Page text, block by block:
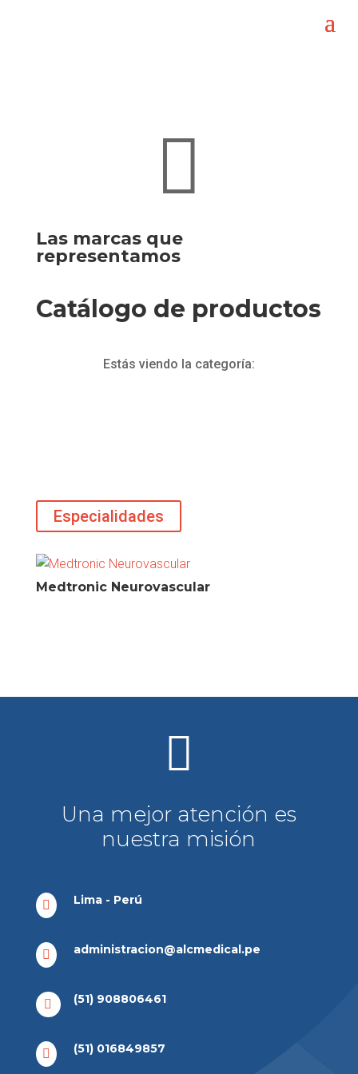

Las marcas que
representamos
Catálogo de productos
Estás viendo la categoría:
Especialidades
Medtronic Neurovascular

Una mejor atención es
nuestra misión
 Lima - Perú
 administracion@alcmedical.pe
 (51) 908806461
 (51) 016849857